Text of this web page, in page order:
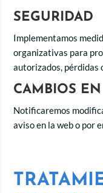
SEGURIDAD
Implementamos
organizativas para
autorizados, pérdidas
CAMBIOS
Notificaremos
aviso en la web o por